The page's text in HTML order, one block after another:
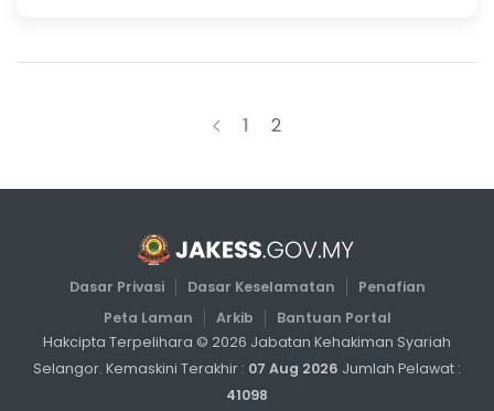
1 2
Dasar Privasi Dasar Keselamatan
Penafian
Peta Laman
Arkib
Bantuan Portal
Hakcipta Terpelihara © 2026 Jabatan Kehakiman Syariah
Selangor. Kemaskini Terakhir : 07 Aug 2026 Jumlah Pelawat :
41098